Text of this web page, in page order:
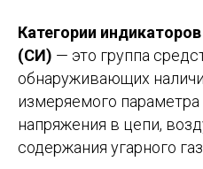
Категории
(СИ) — это группа
обнаруживающих
измеряемого
напряжения в цепи,
содержания угарного